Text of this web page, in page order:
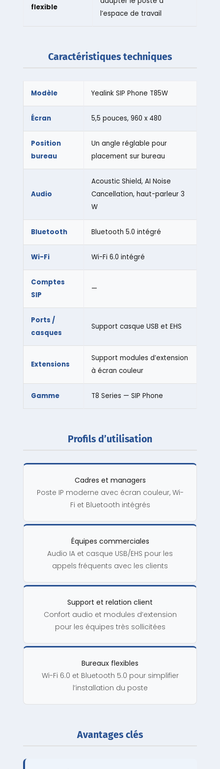
flexible
l’espace de travail
Caractéristiques techniques
Modèle Yealink SIP Phone T85W
Écran 5,5 pouces, 960 x 480
Position
bureau
Un angle réglable pour
placement sur bureau
Audio
Acoustic Shield, AI Noise
Cancellation, haut-parleur 3
W
Bluetooth Bluetooth 5.0 intégré
Wi-Fi Wi-Fi 6.0 intégré
Comptes
SIP
—
Ports /
casques
Support casque USB et EHS
Extensions
Support modules d’extension
à écran couleur
Gamme T8 Series — SIP Phone
Profils d’utilisation
Cadres et managers
Poste IP moderne avec écran couleur, Wi-
Fi et Bluetooth intégrés
Équipes commerciales
Audio IA et casque USB/EHS pour les
appels fréquents avec les clients
Support et relation client
Confort audio et modules d’extension
pour les équipes très sollicitées
Bureaux flexibles
Wi-Fi 6.0 et Bluetooth 5.0 pour simplifier
l’installation du poste
Avantages clés